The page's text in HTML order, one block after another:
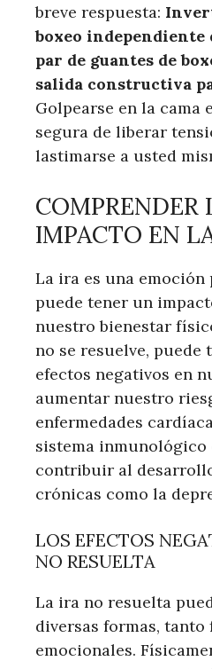
breve respuesta:
boxeo independiente
par de guantes de
salida constructiva
Golpearse en la cama
segura de liberar
lastimarse a usted
COMPRENDER
IMPACTO EN
La ira es una emoción
puede tener un
nuestro bienestar
no se resuelve, puede
efectos negativos en
aumentar nuestro
enfermedades
sistema inmunológico
contribuir al
crónicas como la
LOS EFECTOS
NO RESUELTA
La ira no resuelta
diversas formas, tanto
emocionales.